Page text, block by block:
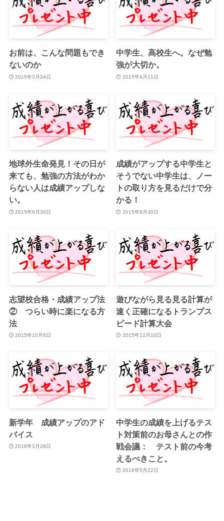
お前は、こんな問題もでき
ないのか
2015年2月24日
中学生、高校生へ。なぜ勉
強が大切か。
2015年4月11日
地球外生命発見！その日が
来ても、勉強の方法がわか
らない人は成績アップしな
い。
2015年6月30日
成績がアップする中学生と
そうでない中学生は、ノー
トの取り方を見るだけで分
かる！
2015年8月30日
志望校合格・成績アップ法
② つらい時に楽になる方
法
2015年10月6日
遊びながら見る見る計算が
速く正確になるトランプス
ピード計算大会
2015年12月10日
新学年 成績アップのアド
バイス
2016年3月29日
中学生の成績を上げるテス
ト対策前のお母さんとの作
戦会議： テスト前の今考
えるべきこと。
2016年5月22日